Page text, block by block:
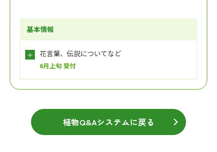
基本情報
花言葉、伝説についてなど
6月上旬 受付
植物Q&Aシステムに戻る